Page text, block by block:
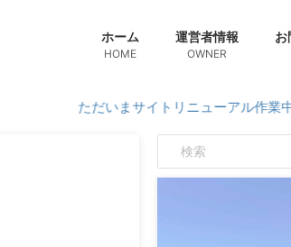
ホーム
HOME
運営者情報
OWNER
お
ただいまサイトリニューアル作業中です